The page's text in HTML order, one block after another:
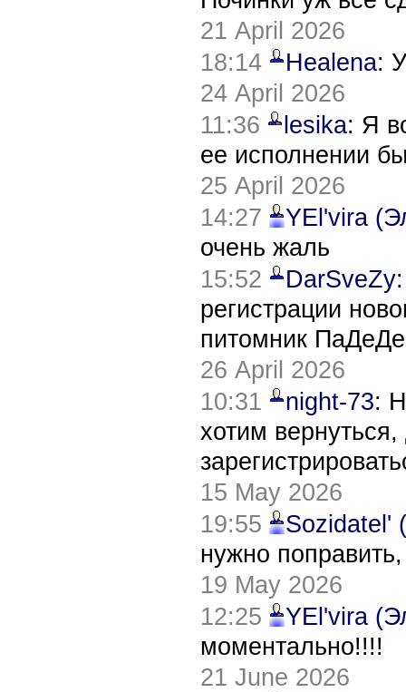
21 April 2026
18:14
Healena:
24 April 2026
11:36
lesika: Я
ее исполнении
25 April 2026
14:27
YEl'vira
очень жаль
15:52
DarSveZy
регистрации
питомник
26 April 2026
10:31
night-73:
хотим
15 May 2026
19:55
Sozidatel'
нужно
19 May 2026
12:25
YEl'vira
моментально!!!!
21 June 2026